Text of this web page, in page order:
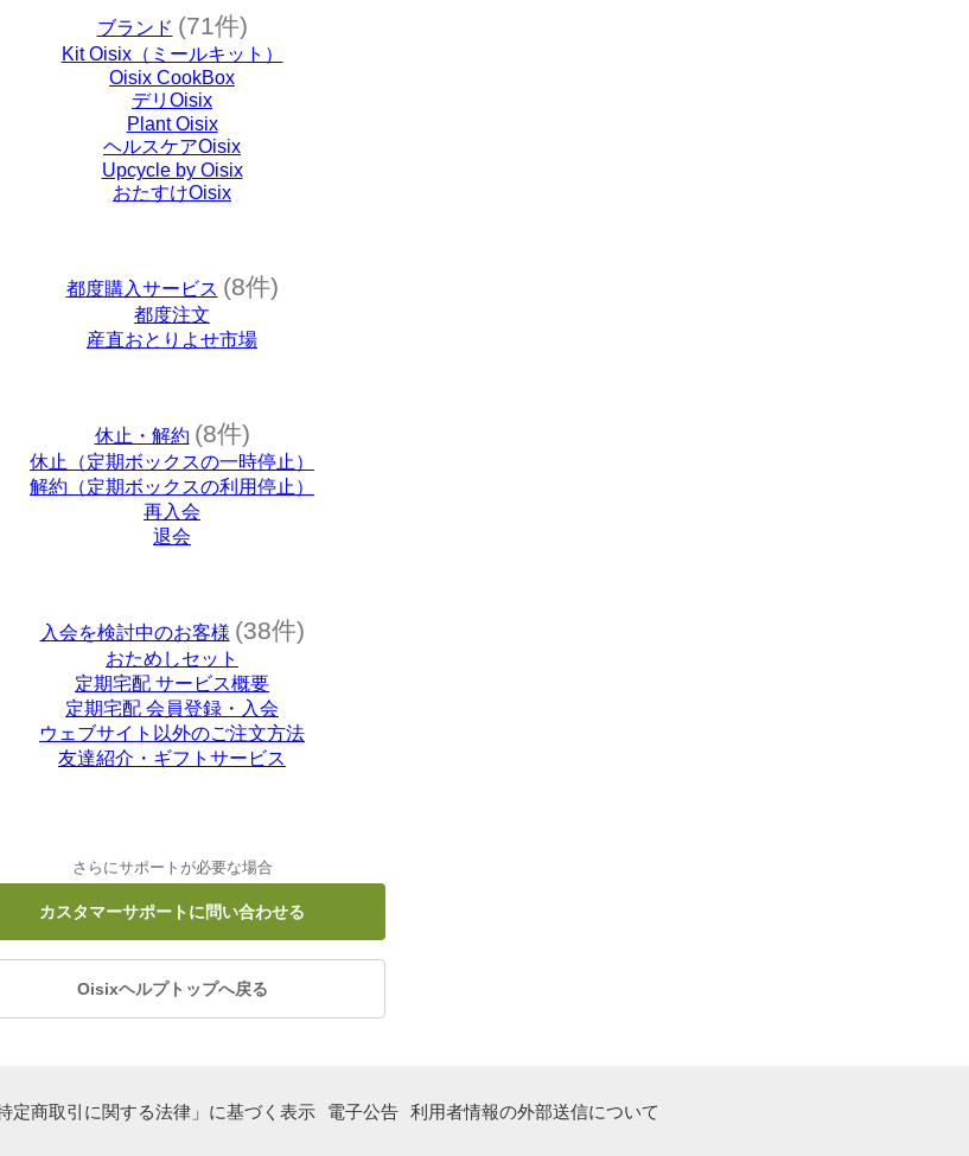
ブランド (71件)
Kit Oisix（ミールキット）
Oisix CookBox
デリOisix
Plant Oisix
ヘルスケアOisix
Upcycle by Oisix
おたすけOisix
都度購入サービス (8件)
都度注文
産直おとりよせ市場
休止・解約 (8件)
休止（定期ボックスの一時停止）
解約（定期ボックスの利用停止）
再入会
退会
入会を検討中のお客様 (38件)
おためしセット
定期宅配 サービス概要
定期宅配 会員登録・入会
ウェブサイト以外のご注文方法
友達紹介・ギフトサービス